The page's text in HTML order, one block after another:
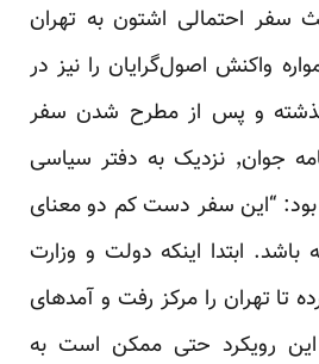
سفر احتمالی اشتون به تهران
واکنش اصول‌گرایان را نیز در
و پس از مطرح شدن سفر
اشتون به تهران٬ روزنامه جوان٬ نزدیک به دفتر سیاسی
نوشته بود: “این سفر دست کم دو معنای
باشد. ابتدا اینکه دولت و وزارت
تا تهران را مرکز رفت و آمدهای
این رویکرد حتی ممکن است به